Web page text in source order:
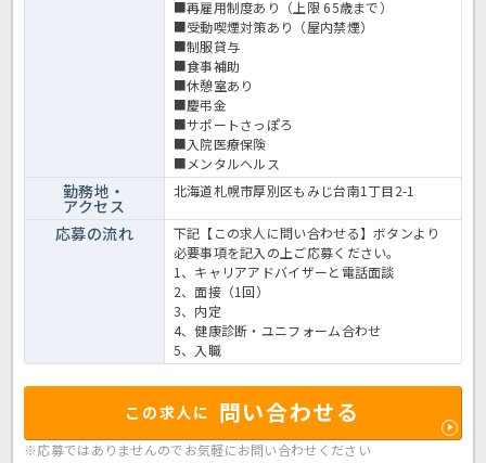
■再雇用制度あり（上限 65歳まで）
■受動喫煙対策あり（屋内禁煙）
■制服貸与
■食事補助
■休憩室あり
■慶弔金
■サポートさっぽろ
■入院医療保険
■メンタルヘルス
勤務地・
アクセス
北海道札幌市厚別区もみじ台南1丁目2-1
応募の流れ
下記【この求人に問い合わせる】ボタンより
必要事項を記入の上ご応募ください。
1、キャリアアドバイザーと電話面談
2、面接（1回）
3、内定
4、健康診断・ユニフォーム合わせ
5、入職
この求人に 問い合わせる
※応募ではありませんのでお気軽にお問い合わせください